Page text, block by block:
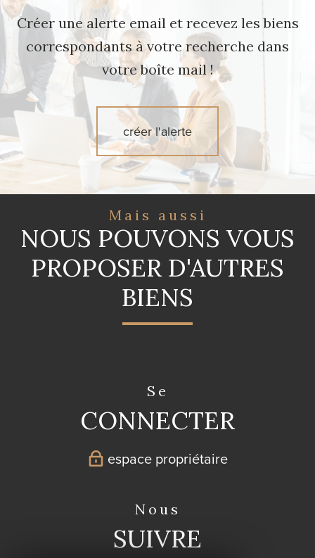
Créer une alerte email et recevez les biens
correspondants à votre recherche dans
votre boîte mail !
créer l'alerte
Mais aussi
NOUS POUVONS VOUS
PROPOSER D'AUTRES
BIENS
se
CONNECTER
espace propriétaire
nous
SUIVRE